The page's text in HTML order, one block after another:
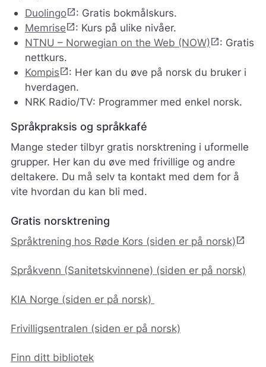
Duolingoopen_in_new: Gratis bokmålskurs.
Memriseopen_in_new: Kurs på ulike nivåer.
NTNU – Norwegian on the Web (NOW)open_in_new: Gratis
nettkurs.
Kompisopen_in_new: Her kan du øve på norsk du bruker i
hverdagen.
NRK Radio/TV: Programmer med enkel norsk.
Språkpraksis og språkkafé
Mange steder tilbyr gratis norsktrening i uformelle
grupper. Her kan du øve med frivillige og andre
deltakere. Du må selv ta kontakt med dem for å
vite hvordan du kan bli med.
Gratis norsktrening
Språktrening hos Røde Kors (siden er på norsk)open_in_new
Språkvenn (Sanitetskvinnene) (siden er på norsk)
KIA Norge (siden er på norsk)
Frivilligsentralen (siden er på norsk)
Finn ditt bibliotek
V
s
v
a
r
r
i
k
p
å
m
e
g
r